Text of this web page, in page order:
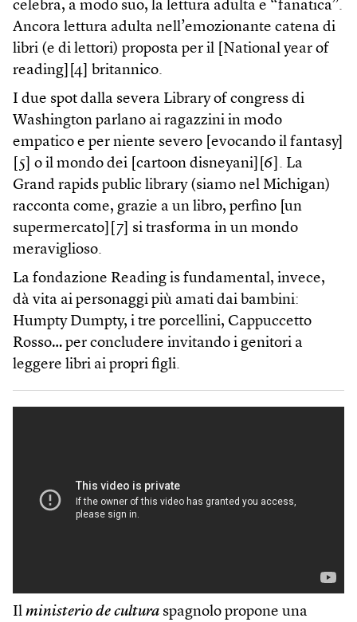
celebra, a modo suo, la lettura adulta e “fanatica”.
Ancora lettura adulta nell’emozionante catena di
libri (e di lettori) proposta per il [National year of
reading][4] britannico.
I due spot dalla severa Library of congress di
Washington parlano ai ragazzini in modo
empatico e per niente severo [evocando il fantasy]
[5] o il mondo dei [cartoon disneyani][6]. La
Grand rapids public library (siamo nel Michigan)
racconta come, grazie a un libro, perfino [un
supermercato][7] si trasforma in un mondo
meraviglioso.
La fondazione Reading is fundamental, invece,
dà vita ai personaggi più amati dai bambini:
Humpty Dumpty, i tre porcellini, Cappuccetto
Rosso… per concludere invitando i genitori a
leggere libri ai propri figli.
Il ministerio de cultura spagnolo propone una